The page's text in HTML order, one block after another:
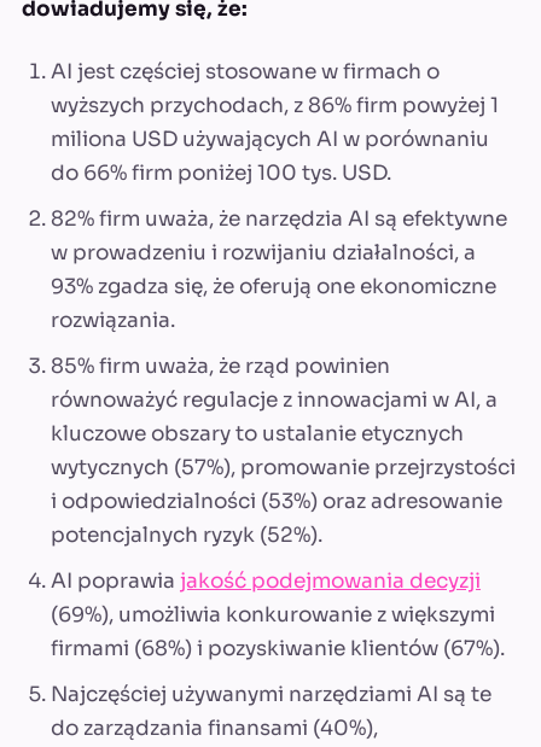
dowiadujemy się, że:
AI jest częściej stosowane w firmach o
wyższych przychodach, z 86% firm powyżej 1
miliona USD używających AI w porównaniu
do 66% firm poniżej 100 tys. USD.
82% firm uważa, że narzędzia AI są efektywne
w prowadzeniu i rozwijaniu działalności, a
93% zgadza się, że oferują one ekonomiczne
rozwiązania.
85% firm uważa, że rząd powinien
równoważyć regulacje z innowacjami w AI, a
kluczowe obszary to ustalanie etycznych
wytycznych (57%), promowanie przejrzystości
i odpowiedzialności (53%) oraz adresowanie
potencjalnych ryzyk (52%).
AI poprawia jakość podejmowania decyzji
(69%), umożliwia konkurowanie z większymi
firmami (68%) i pozyskiwanie klientów (67%).
Najczęściej używanymi narzędziami AI są te
do zarządzania finansami (40%),